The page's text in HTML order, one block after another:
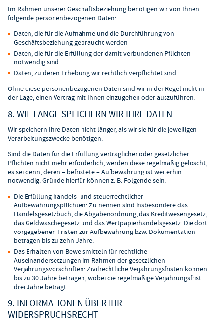
Im Rahmen unserer Geschäftsbeziehung benötigen wir von Ihnen
folgende personenbezogenen Daten:
Daten, die für die Aufnahme und die Durchführung von
Geschäftsbeziehung gebraucht werden
Daten, die für die Erfüllung der damit verbundenen Pflichten
notwendig sind
Daten, zu deren Erhebung wir rechtlich verpflichtet sind.
Ohne diese personenbezogenen Daten sind wir in der Regel nicht in
der Lage, einen Vertrag mit Ihnen einzugehen oder auszuführen.
8. WIE LANGE SPEICHERN WIR IHRE DATEN
Wir speichern Ihre Daten nicht länger, als wir sie für die jeweiligen
Verarbeitungszwecke benötigen.
Sind die Daten für die Erfüllung vertraglicher oder gesetzlicher
Pflichten nicht mehr erforderlich, werden diese regelmäßig gelöscht,
es sei denn, deren – befristete – Aufbewahrung ist weiterhin
notwendig. Gründe hierfür können z. B. Folgende sein:
Die Erfüllung handels- und steuerrechtlicher
Aufbewahrungspflichten: Zu nennen sind insbesondere das
Handelsgesetzbuch, die Abgabenordnung, das Kreditwesengesetz,
das Geldwäschegesetz und das Wertpapierhandelsgesetz. Die dort
vorgegebenen Fristen zur Aufbewahrung bzw. Dokumentation
betragen bis zu zehn Jahre.
Das Erhalten von Beweismitteln für rechtliche
Auseinandersetzungen im Rahmen der gesetzlichen
Verjährungsvorschriften: Zivilrechtliche Verjährungsfristen können
bis zu 30 Jahre betragen, wobei die regelmäßige Verjährungsfrist
drei Jahre beträgt.
9. INFORMATIONEN ÜBER IHR
WIDERSPRUCHSRECHT